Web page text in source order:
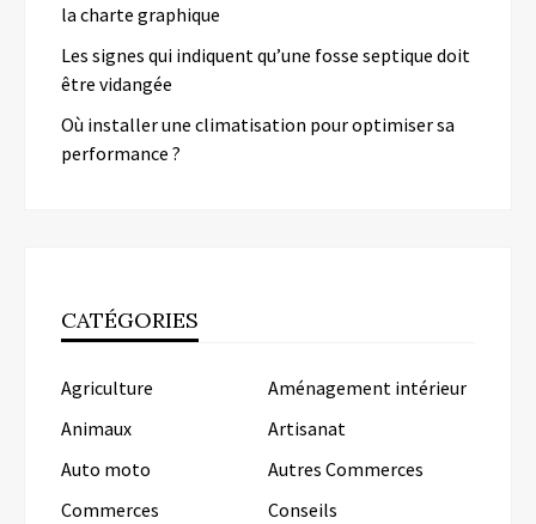
la charte graphique
Les signes qui indiquent qu’une fosse septique doit
être vidangée
Où installer une climatisation pour optimiser sa
performance ?
CATÉGORIES
Agriculture
Aménagement intérieur
Animaux
Artisanat
Auto moto
Autres Commerces
Commerces
Conseils